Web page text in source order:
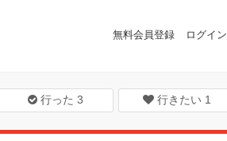
無料会員登録 ログイン
行った 3 行きたい 1